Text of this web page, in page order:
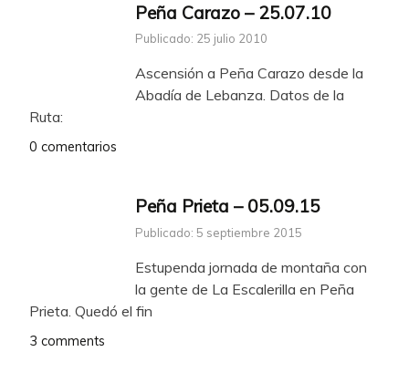
Peña Carazo – 25.07.10
Publicado: 25 julio 2010
Ascensión a Peña Carazo desde la
Abadía de Lebanza. Datos de la
Ruta:
0 comentarios
Peña Prieta – 05.09.15
Publicado: 5 septiembre 2015
Estupenda jornada de montaña con
la gente de La Escalerilla en Peña
Prieta. Quedó el fin
3 comments